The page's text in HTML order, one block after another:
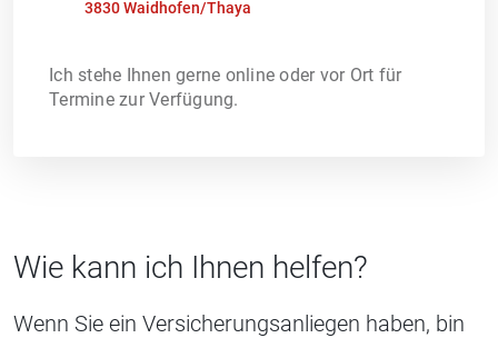
3830 Waidhofen/Thaya
Ich stehe Ihnen gerne online oder vor Ort für
Termine zur Verfügung.
Wie kann ich Ihnen helfen?
Wenn Sie ein Versicherungsanliegen haben, bin